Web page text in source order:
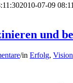
2010-07-09
und
/in Erfolg, Vision